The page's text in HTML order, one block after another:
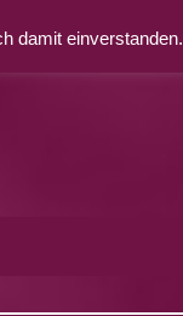
damit einverstanden.